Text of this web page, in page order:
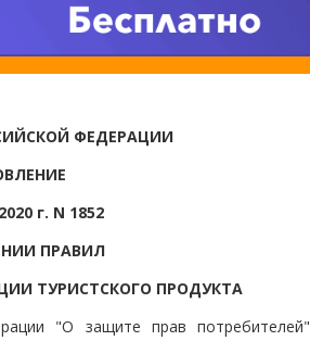
ФЕДЕРАЦИИ
г. N 1852
ПРАВИЛ
ТУРИСТСКОГО ПРОДУКТА
"О защите прав